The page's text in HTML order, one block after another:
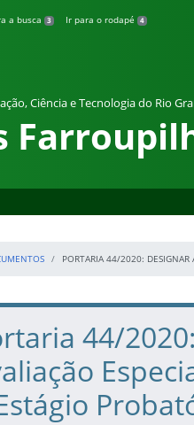
a busca 3 Ir para o rodapé 4
Ciência e Tecnologia do Rio
PORTARIA 44/2020: DESIGNAR
conteúdo
44/